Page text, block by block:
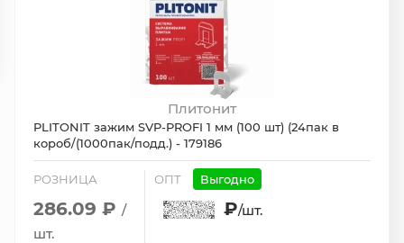
Плитонит
PLITONIT зажим SVP-PROFI 1 мм (100 шт) (24пак в
короб/(1000пак/подд.) - 179186
РОЗНИЦА
286.09 ₽ /
шт.
ОПТ Выгодно
₽/шт.